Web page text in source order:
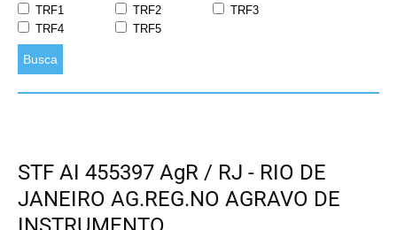
TRF1
TRF2
TRF3
TRF4
TRF5
Busca
STF AI 455397 AgR / RJ - RIO DE
JANEIRO AG.REG.NO AGRAVO DE